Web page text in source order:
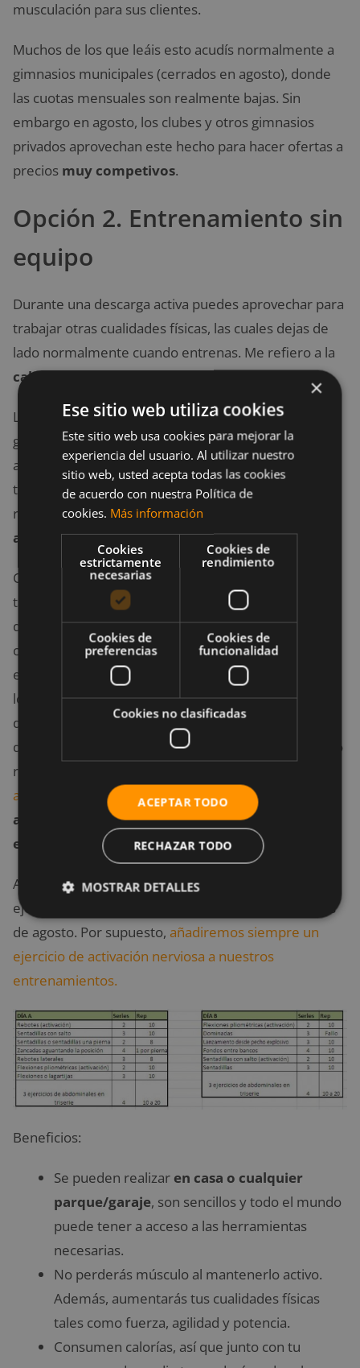
musculación para sus clientes.
Muchos de los que leáis esto acudís normalmente a
gimnasios municipales (cerrados en agosto), donde
las cuotas mensuales son realmente bajas. Sin
embargo en agosto, los clubes y otros gimnasios
privados aprovechan este hecho para hacer ofertas a
precios muy competivos.
Opción 2. Entrenamiento sin
equipo
Durante una descarga activa puedes aprovechar para
trabajar otras cualidades físicas, las cuales dejas de
lado normalmente cuando entrenas. Me refiero a la
calisteniay a lapliometría.
Lo primero, la calistenia y la pliometría ofrecen
ganancias a nivel tanto muscular, como de fuerza,
agilidad y potencia. Realizar una descarga con este
tipo de ejercicios suele suponer un aumento en el
rendimiento en vuestra posterior
al gimnasio.
Con calistenia me refiero a ejercicios realizados con
tan solo el
peso corporal,
tales como sentadillas,
dominadas, flexiones o lagartijas o fondos en
cualquiera de sus variantes. Esta definición no es
exacta pero a nivel principiante (y no especialista) es
lo suficientemente buena. Así mismo, los ejercicios
de pliometría pueden ser realizados sin ningún tipo
de herramienta salvo vuestro propio cuerpo. El cómo
realizar ejercicios pliométricos
artículo que aconsejo que leáis(en este mismo
artículo encontraréis todos los ejercicios que
enumeraré junto con demostraciones
Aquí os dejo un ejemplo de entrenamiento con
ejercicios de calistenia y pliométricos para este mes
de agosto. Por supuesto, añadiremos siempre un
ejercicio de activación nerviosa a nuestros
entrenamientos.
Beneficios:
Se pueden realizar en casa o cualquier
parque/garaje, son sencillos y todo el mundo
puede tener a acceso a las herramientas
necesarias.
No perderás músculo al mantenerlo activo.
Además, aumentarás tus cualidades físicas
tales como fuerza, agilidad y potencia.
Consumen calorías, así que junto con tu
×
Ese sitio web utiliza cookies
Este sitio web usa cookies para mejorar la
experiencia del usuario. Al utilizar nuestro
sitio web, usted acepta todas las cookies
de acuerdo con nuestra Política de
cookies. Más información
Cookies
estrictamente
necesarias
Cookies de
rendimiento
Cookies de
preferencias
Cookies de
funcionalidad
Cookies no clasificadas
ACEPTAR TODO
RECHAZAR TODO
MOSTRAR DETALLES